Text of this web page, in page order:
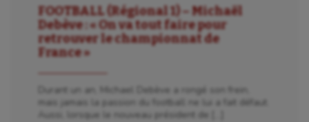
FOOTBALL (Régional 1) – Michaël
Debève : « On va tout faire pour
retrouver le championnat de
France »
Durant un an, Michael Debève a rongé son frein,
mais jamais la passion du football ne lui a fait défaut.
Aussi, lorsque le nouveau président de […]